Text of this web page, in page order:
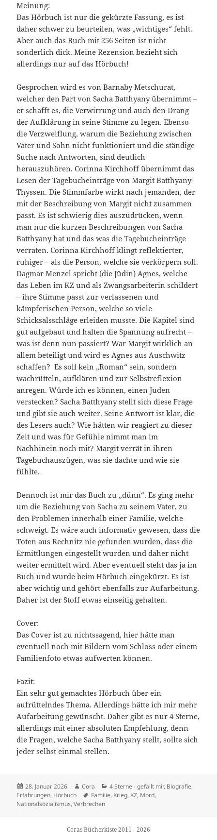
Meinung:
Das Hörbuch ist nur die gekürzte Fassung, es ist
daher schwer zu beurteilen, was „wichtiges“ fehlt.
Aber auch das Buch mit 256 Seiten ist nicht
sonderlich dick. Meine Rezension bezieht sich
allerdings nur auf das Hörbuch!
Gesprochen wird es von Barnaby Metschurat,
welcher den Part von Sacha Batthyany übernimmt –
er schafft es, die Verwirrung und auch den Drang
der Aufklärung in seine Stimme zu legen. Ebenso
die Verzweiflung, warum die Beziehung zwischen
Vater und Sohn nicht funktioniert und die ständige
Suche nach Antworten, sind deutlich
herauszuhören. Corinna Kirchhoff übernimmt das
Lesen der Tagebucheinträge von Margit Batthyany-
Thyssen. Die Stimmfarbe wirkt nach jemanden, der
mit der Beschreibung von Margit nicht zusammen
passt. Es ist schwierig dies auszudrücken, wenn
man nur die kurzen Beschreibungen von Sacha
Batthyany hat und das was die Tagebucheinträge
verraten. Corinna Kirchhoff klingt reflektierter,
ruhiger – als die Person, welche sie verkörpern soll.
Dagmar Menzel spricht (die Jüdin) Agnes, welche
das Leben im KZ und als Zwangsarbeiterin schildert
– ihre Stimme passt zur verlassenen und
kämpferischen Person, welche so viele
Schicksalsschläge erleiden musste. Die Kapitel sind
gut aufgebaut und halten die Spannung aufrecht –
was ist denn nun passiert? War Margit wirklich an
allem beteiligt und wird es Agnes aus Auschwitz
schaffen? Es soll kein „Roman“ sein, sondern
wachrütteln, aufklären und zur Selbstreflexion
anregen. Würde ich es können, einen Juden
verstecken? Sacha Batthyany stellt sich diese Frage
und gibt sie auch weiter. Seine Antwort ist klar, die
des Lesers auch? Wie hätten wir reagiert zu dieser
Zeit und was für Gefühle nimmt man im
Nachhinein noch mit? Margit verrät in ihren
Tagebuchauszügen, was sie dachte und wie sie
fühlte.
Dennoch ist mir das Buch zu „dünn“. Es ging mehr
um die Beziehung von Sacha zu seinem Vater, zu
den Problemen innerhalb einer Familie, welche
schweigt. Es wäre auch informativ gewesen, dass die
Toten aus Rechnitz nie gefunden wurden, dass die
Ermittlungen eingestellt wurden und daher nicht
weiter ermittelt wird. Aber eventuell steht das ja im
Buch und wurde beim Hörbuch eingekürzt. Es ist
aber wichtig und gehört ebenfalls zur Aufarbeitung.
Daher ist der Stoff etwas einseitig gehalten.
Cover:
Das Cover ist zu nichtssagend, hier hätte man
eventuell noch mit Bildern vom Schloss oder einem
Familienfoto etwas aufwerten können.
Fazit:
Ein sehr gut gemachtes Hörbuch über ein
aufrüttelndes Thema. Allerdings hätte ich mir mehr
Aufarbeitung gewünscht. Daher gibt es nur 4 Sterne,
allerdings mit einer absoluten Empfehlung, denn
die Fragen, welche Sacha Batthyany stellt, sollte sich
jeder selbst einmal stellen.
Veröffentlicht
am
28. Januar 2026 Autor
Cora Kategorien
4 Sterne - gefällt mir, Biografie,
Erfahrungen, Hörbuch Schlagwörter
Familie, Krieg, KZ, Mord,
Nationalsozialismus,Verbrechen
Coras Bücherkiste 2011 - 2026